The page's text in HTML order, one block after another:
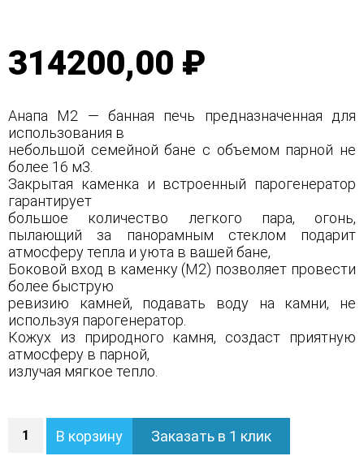
314200,00 ₽
Анапа М2 — банная печь предназначенная для
использования в
небольшой семейной бане с объемом парной не
более 16 м3.
Закрытая каменка и встроенный парогенератор
гарантирует
большое количество легкого пара, огонь,
пылающий за панорамным стеклом подарит
атмосферу тепла и уюта в вашей бане,
Боковой вход в каменку (М2) позволяет провести
более быструю
ревизию камней, подавать воду на камни, не
используя парогенератор.
Кожух из природного камня, создаст приятную
атмосферу в парной,
излучая мягкое тепло.
Печь
Анапа
В корзину Заказать в 1 клик